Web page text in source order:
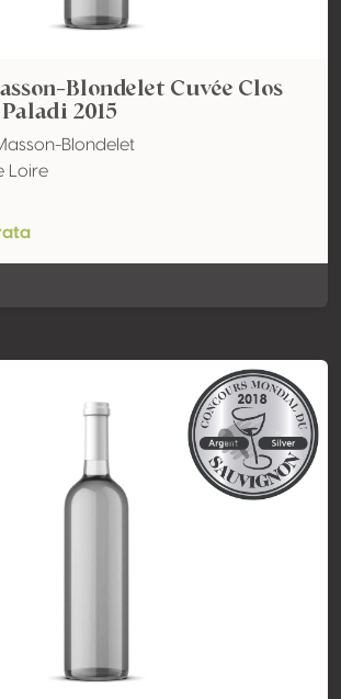
Blondelet Cuvée Clos
2015
Blondelet
Loire